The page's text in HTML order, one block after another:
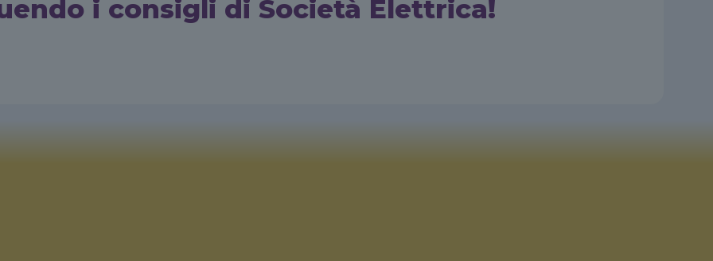
i consigli di Società Elettrica!